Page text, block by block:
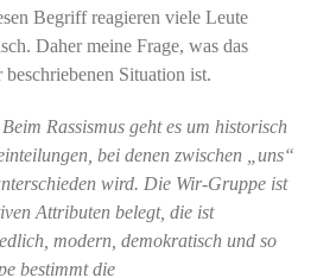
Begriff reagieren viele Leute
Daher meine Frage, was das
beschriebenen Situation ist.
Beim Rassismus geht es um historisch
bei denen zwischen „uns“
wird. Die Wir-Gruppe ist
Attributen belegt, die ist
modern, demokratisch und so
bestimmt die